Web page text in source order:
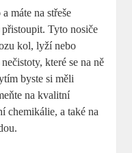
máte na střeše
Tyto nosiče
kol, lyží nebo
které se na ně
byste si měli
na kvalitní
chemikálie, a také na